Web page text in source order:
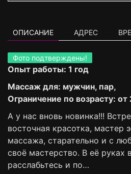
ОПИСАНИЕ АДРЕС
Фото подтверждены!
Опыт работы: 1 год
Массаж для: мужчин, пар,
Ограничение по возрасту: от
А у нас вновь новинка!!!
восточная красотка, мастер
массажа, старательно и с
своё мастерство. В её руках
расслабьтесь и по…